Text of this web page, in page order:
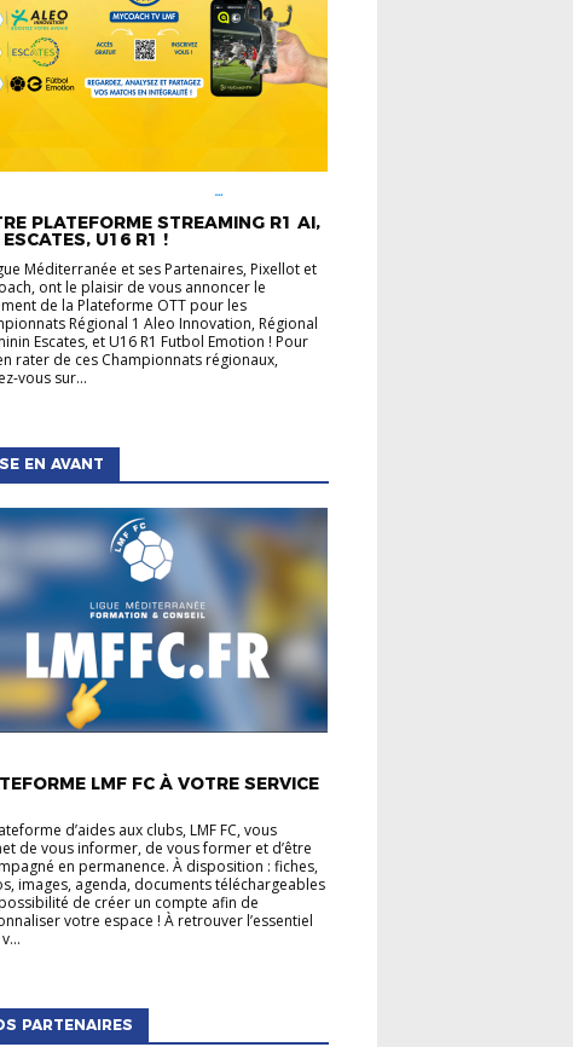
PLATEFORME STREAMING R1 AI,
ESCATES, U16 R1 !
Méditerranée et ses Partenaires, Pixellot et
ont le plaisir de vous annoncer le
de la Plateforme OTT pour les
Régional 1 Aleo Innovation, Régional
Escates, et U16 R1 Futbol Emotion ! Pour
rater de ces Championnats régionaux,
vous sur...
EN AVANT
LMF FC À VOTRE SERVICE
d’aides aux clubs, LMF FC, vous
de vous informer, de vous former et d’être
en permanence. À disposition : fiches,
images, agenda, documents téléchargeables
de créer un compte afin de
votre espace ! À retrouver l’essentiel
PARTENAIRES